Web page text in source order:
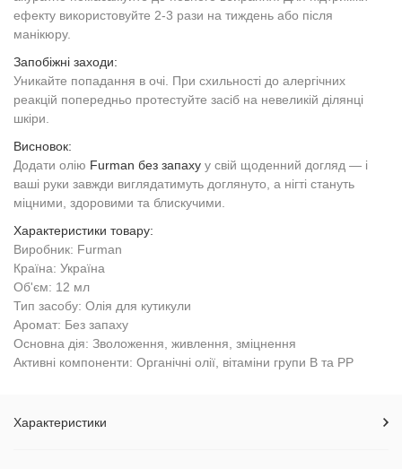
ефекту використовуйте 2-3 рази на тиждень або після
манікюру.
Запобіжні заходи:
Уникайте попадання в очі. При схильності до алергічних
реакцій попередньо протестуйте засіб на невеликій ділянці
шкіри.
Висновок:
Додати олію Furman без запаху у свій щоденний догляд — і
ваші руки завжди виглядатимуть доглянуто, а нігті стануть
міцними, здоровими та блискучими.
Характеристики товару:
Виробник: Furman
Країна: Україна
Об'єм: 12 мл
Тип засобу: Олія для кутикули
Аромат: Без запаху
Основна дія: Зволоження, живлення, зміцнення
Активні компоненти: Органічні олії, вітаміни групи B та PP
Характеристики